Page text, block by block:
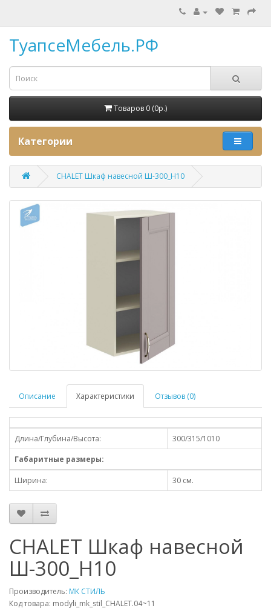
ТуапсеМебель.РФ
Товаров 0 (0p.)
Категории
CHALET Шкаф навесной Ш-300_Н10
Описание Характеристики Отзывов (0)
Длина/Глубина/Высота:
300/315/1010
Габаритные размеры:
Ширина: 30 см.
CHALET Шкаф навесной
Ш-300_Н10
Производитель: МК СТИЛЬ
Код товара: modyli_mk_stil_CHALET.04~11